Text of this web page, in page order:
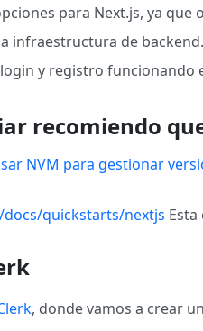
para Next.js, ya
infraestructura de
y registro funcionando
recomiendo
NVM para gestionar
quickstarts/nextjs
, donde vamos a crear